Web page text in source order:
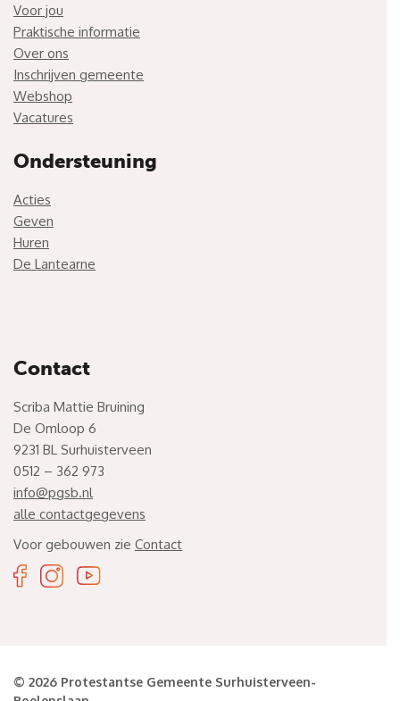
Voor jou
Praktische informatie
Over ons
Inschrijven gemeente
Webshop
Vacatures
Ondersteuning
Acties
Geven
Huren
De Lantearne
Contact
Scriba Mattie Bruining
De Omloop 6
9231 BL Surhuisterveen
0512 – 362 973
info@pgsb.nl
alle contactgegevens
Voor gebouwen zie Contact
© 2026 Protestantse Gemeente Surhuisterveen-